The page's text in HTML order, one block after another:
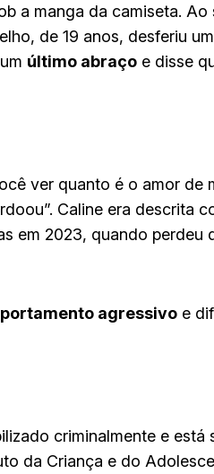
a manga da camiseta. Ao
de 19 anos, desferiu
último abraço e disse
ver quanto é o amor de
Caline era descrita
em 2023, quando perdeu
agressivo e
criminalmente e está
da Criança e do